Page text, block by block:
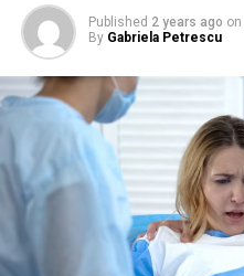
Published 2 years ago on
By Gabriela Petrescu